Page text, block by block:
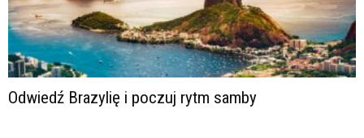
Odwiedź Brazylię i poczuj rytm samby